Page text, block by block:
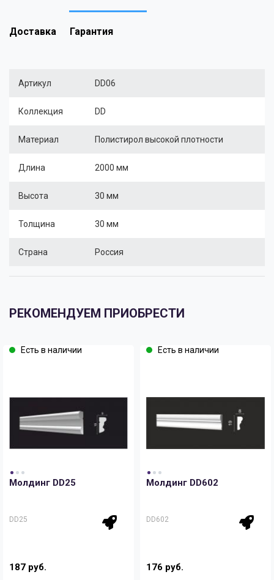
Доставка Гарантия
Артикул DD06
Коллекция DD
Материал Полистирол высокой плотности
Длина 2000 мм
Высота 30 мм
Толщина 30 мм
Страна Россия
РЕКОМЕНДУЕМ ПРИОБРЕСТИ
Есть в наличии
Молдинг DD25
DD25
187 руб.
Есть в наличии
Молдинг DD602
DD602
176 руб.